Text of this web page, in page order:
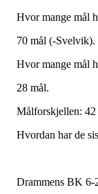
Hvor mange mål
70 mål (-Svelvik).
Hvor mange mål
28 mål.
Målforskjellen: 42
Hvordan har de
Drammens BK